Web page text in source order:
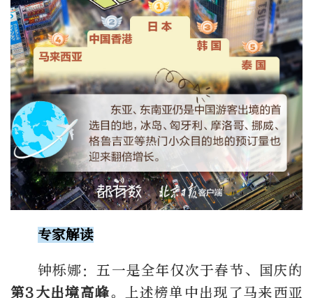
专家解读
钟栎娜：五一是全年仅次于春节、国庆的
第3大出境高峰。上述榜单中出现了马来西亚